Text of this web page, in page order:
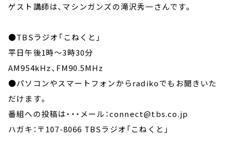
ゲスト講師は、マシンガンズの滝沢秀一さんです。
●TBSラジオ「こねくと」
平日午後1時～3時30分
AM954kHz、FM90.5MHz
●パソコンやスマートフォンからradikoでもお聞きいた
だけます。
番組への投稿は・・・メール：connect@tbs.co.jp
ハガキ：〒107-8066 TBSラジオ「こねくと」